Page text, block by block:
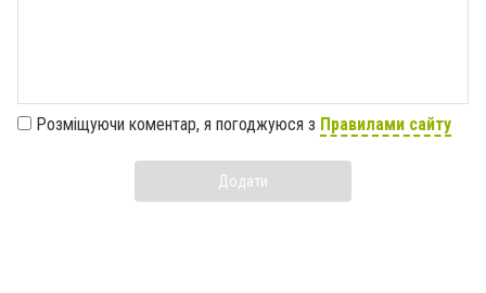
Розміщуючи коментар, я погоджуюся з Правилами сайту
Додати